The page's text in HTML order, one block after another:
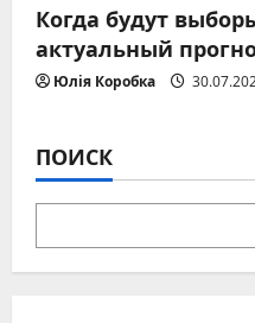
Когда будут
актуальный
Юлія Коробка
ПОИСК